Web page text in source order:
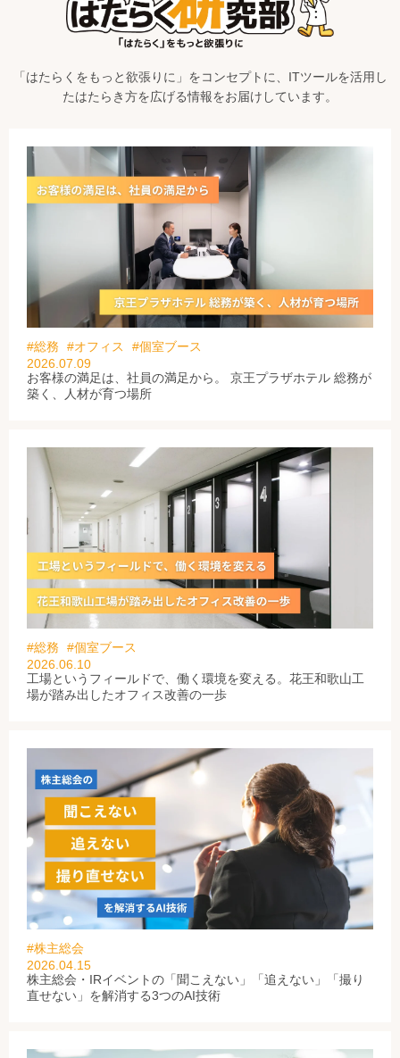
「はたらくをもっと欲張りに」をコンセプトに、ITツールを活用し
たはたらき方を広げる情報をお届けしています。
#総務 #オフィス
#個室ブース
2026.07.09
お客様の満足は、社員の満足から。 京王プラザホテル 総務が
築く、人材が育つ場所
#総務
#個室ブース
2026.06.10
工場というフィールドで、働く環境を変える。花王和歌山工
場が踏み出したオフィス改善の一歩
#株主総会
2026.04.15
株主総会・IRイベントの「聞こえない」「追えない」「撮り
直せない」を解消する3つのAI技術